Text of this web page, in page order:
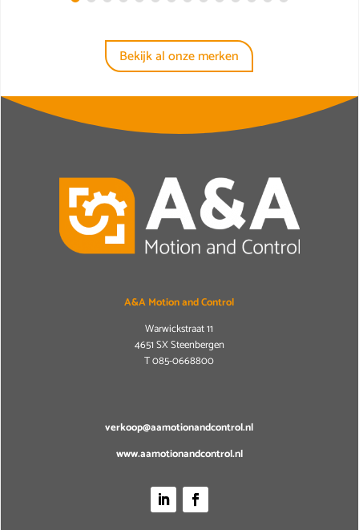
Bekijk al onze merken
A&A Motion and Control
Warwickstraat 11
4651 SX Steenbergen
T085-0668800
verkoop@aamotionandcontrol.nl
www.aamotionandcontrol.nl